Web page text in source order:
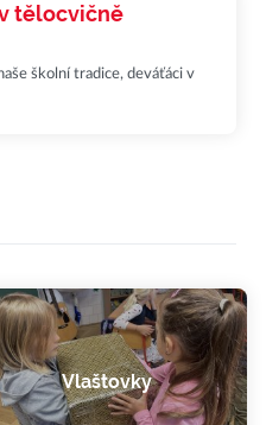
tělocvičně
školní tradice, deváťáci v
Vlaštovky